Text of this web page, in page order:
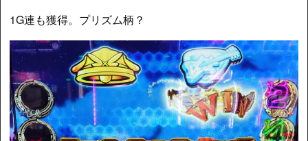
1G連も獲得。プリズム柄？